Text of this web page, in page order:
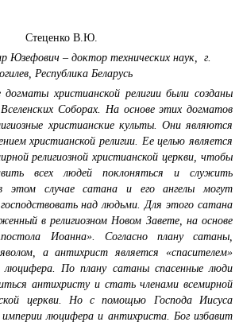
Стеценко В.Ю.
Юзефович – доктор технических наук, г.
Республика Беларусь
догматы христианской религии были созданы
Соборах. На основе этих догматов
христианские культы. Они являются
христианской религии. Ее целью является
религиозной христианской церкви, чтобы
всех людей поклоняться и служить
этом случае сатана и его ангелы могут
над людьми. Для этого сатана
в религиозном Новом Завете, на основе
Иоанна». Согласно плану сатаны,
а антихрист является «спасителем»
По плану сатаны спасенные люди
антихристу и стать членами всемирной
церкви. Но с помощью Господа Иисуса
люцифера и антихриста. Бог избавит